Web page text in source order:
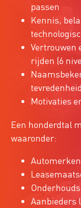
passen
Kennis,
Vertrouwen
rijden (6
Motivaties
Een honderdtal
waaronder:
Automerken
Aanbieders